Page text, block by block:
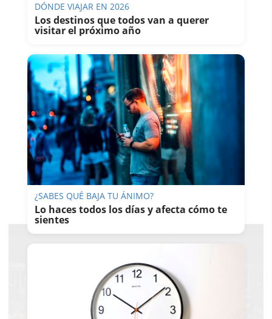
DÓNDE VIAJAR EN 2026
Los destinos que todos van a querer
visitar el próximo año
¿SABES QUÉ BAJA TU ÁNIMO?
Lo haces todos los días y afecta cómo te
sientes